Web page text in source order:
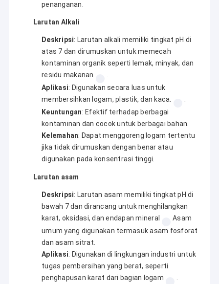
penanganan.
Larutan Alkali
Deskripsi: Larutan alkali memiliki tingkat pH di
atas 7 dan dirumuskan untuk memecah
kontaminan organik seperti lemak, minyak, dan
residu makanan
.
Aplikasi: Digunakan secara luas untuk
membersihkan logam, plastik, dan kaca.
.
Keuntungan: Efektif terhadap berbagai
kontaminan dan cocok untuk berbagai bahan.
Kelemahan: Dapat menggoreng logam tertentu
jika tidak dirumuskan dengan benar atau
digunakan pada konsentrasi tinggi.
Larutan asam
Deskripsi: Larutan asam memiliki tingkat pH di
bawah 7 dan dirancang untuk menghilangkan
karat, oksidasi, dan endapan mineral
Asam
umum yang digunakan termasuk asam fosforat
dan asam sitrat.
Aplikasi: Digunakan di lingkungan industri untuk
tugas pembersihan yang berat, seperti
penghapusan karat dari bagian logam